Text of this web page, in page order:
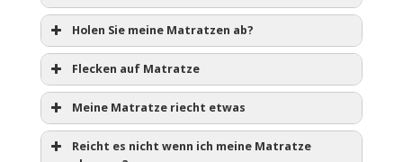
Holen Sie meine Matratzen ab?
Flecken auf Matratze
Meine Matratze riecht etwas
Reicht es nicht wenn ich meine Matratze